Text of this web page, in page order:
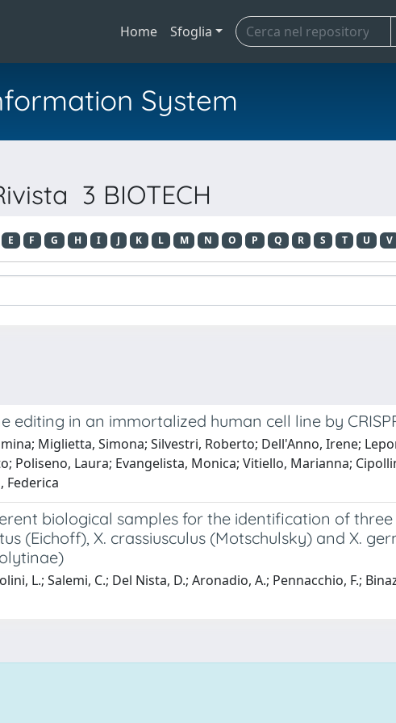
Home Sfoglia
System
3 BIOTECH
E F G H I J K L M N O P Q R S T U V
editing in an immortalized human cell line by
Miglietta, Simona; Silvestri, Roberto; Dell'Anno, Irene;
Poliseno, Laura; Evangelista, Monica; Vitiello, Marianna;
Federica
biological samples for the identification of
(Eichoff), X. crassiusculus (Motschulsky) and X.
L.; Salemi, C.; Del Nista, D.; Aronadio, A.; Pennacchio, F.;